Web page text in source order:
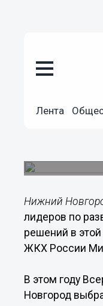
Лента
Нижний
лидеров по
решений в
ЖКХ России
В этом году
Новгород